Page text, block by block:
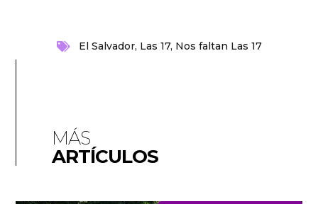
El Salvador, Las 17, Nos faltan Las 17
MÁS
ARTÍCULOS